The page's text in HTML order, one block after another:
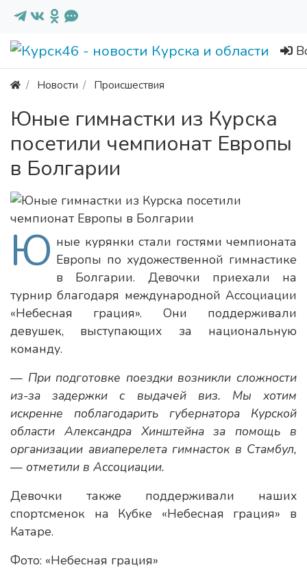
Новости Происшествия
Юные гимнастки из Курска
посетили чемпионат Европы
в Болгарии
Ю ные курянки стали гостями чемпионата
Европы по художественной гимнастике
в Болгарии. Девочки приехали на
турнир благодаря международной Ассоциации
«Небесная грация». Они поддерживали
девушек, выступающих за национальную
команду.
— При подготовке поездки возникли сложности
из-за задержки с выдачей виз. Мы хотим
искренне поблагодарить губернатора Курской
области Александра Хинштейна за помощь в
организации авиаперелета гимнасток в Стамбул,
— отметили в Ассоциации.
Девочки также поддерживали наших
спортсменок на Кубке «Небесная грация» в
Катаре.
Фото: «Небесная грация»